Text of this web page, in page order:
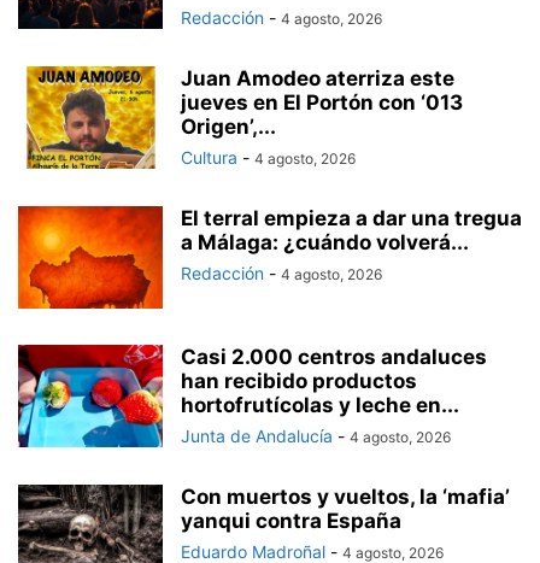
Redacción - 4 agosto, 2026
Juan Amodeo aterriza este
jueves en El Portón con ‘013
Origen’,...
Cultura - 4 agosto, 2026
El terral empieza a dar una tregua
a Málaga: ¿cuándo volverá...
Redacción - 4 agosto, 2026
Casi 2.000 centros andaluces
han recibido productos
hortofrutícolas y leche en...
Junta de Andalucía - 4 agosto, 2026
Con muertos y vueltos, la ‘mafia’
yanqui contra España
Eduardo Madroñal - 4 agosto, 2026